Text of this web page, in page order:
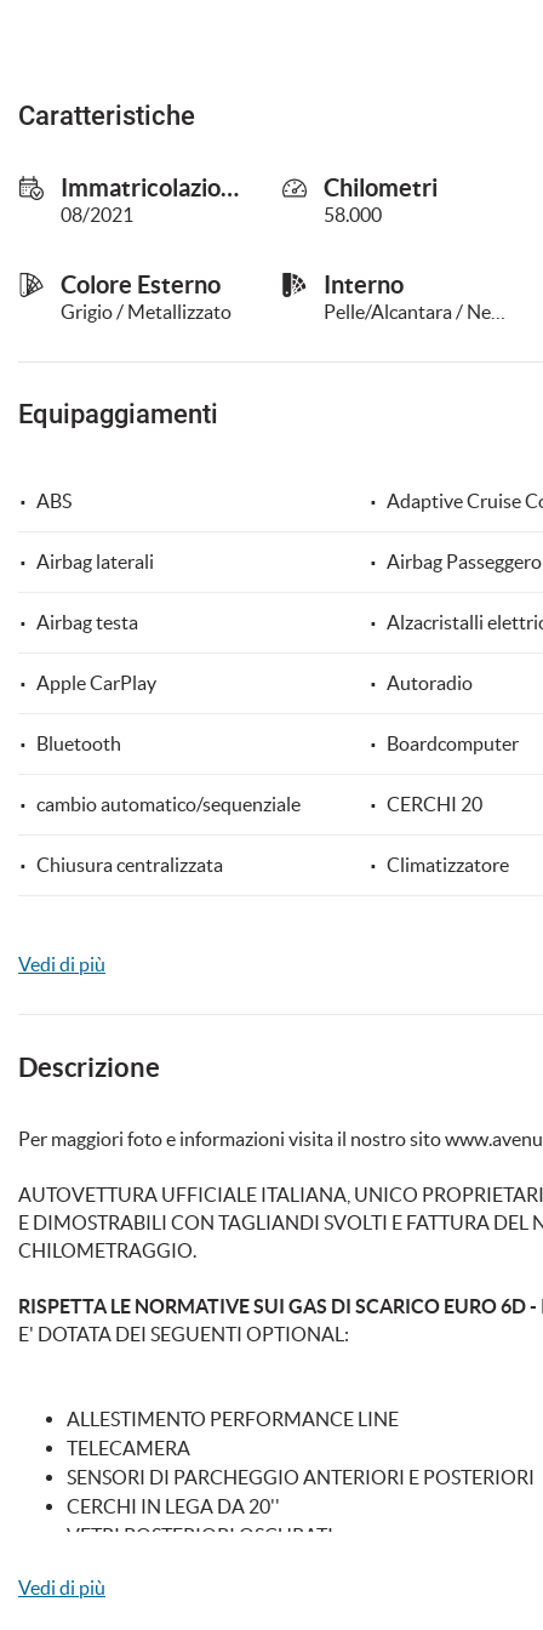
Caratteristiche
Immatricolazione
08/2021
Chilometri
58.000
Colore Esterno
Grigio / Metallizzato
Interno
Pelle/Alcantara / Nero
Equipaggiamenti
ABS Adaptive Cruise
Airbag laterali Airbag Passeggero
Airbag testa Alzacristalli
Apple CarPlay Autoradio
Bluetooth Boardcomputer
cambio automatico/sequenziale CERCHI 20
Chiusura centralizzata Climatizzatore
Leve al volante Limitatore di
Sedili sportivi Sensore di luce
Sensori di parcheggio anteriori Sensori di
Sistema di avviso di distanza
Start/Stop Automatico
Vedi di più
Descrizione
Per maggiori foto e informazioni visita il nostro sito
AUTOVETTURA UFFICIALE ITALIANA, UNICO
E DIMOSTRABILI CON TAGLIANDI SVOLTI E FATTURA DEL
CHILOMETRAGGIO.
RISPETTA LE NORMATIVE SUI GAS DI SCARICO EURO 6D -
E' DOTATA DEI SEGUENTI OPTIONAL:
ALLESTIMENTO PERFORMANCE LINE
TELECAMERA
SENSORI DI PARCHEGGIO ANTERIORI E POSTERIORI
CERCHI IN LEGA DA 20''
VETRI POSTERIORI OSCURATI
SEDILI ELETTRICO CON FUNZIONE MEMORY
Vedi di più
si
cookie
policy.
e
modificare
tue
in
qualsiasi
Cookie delle preferenze
Cookie per il miglioramento dell'esperienza utente
Cookie di marketing